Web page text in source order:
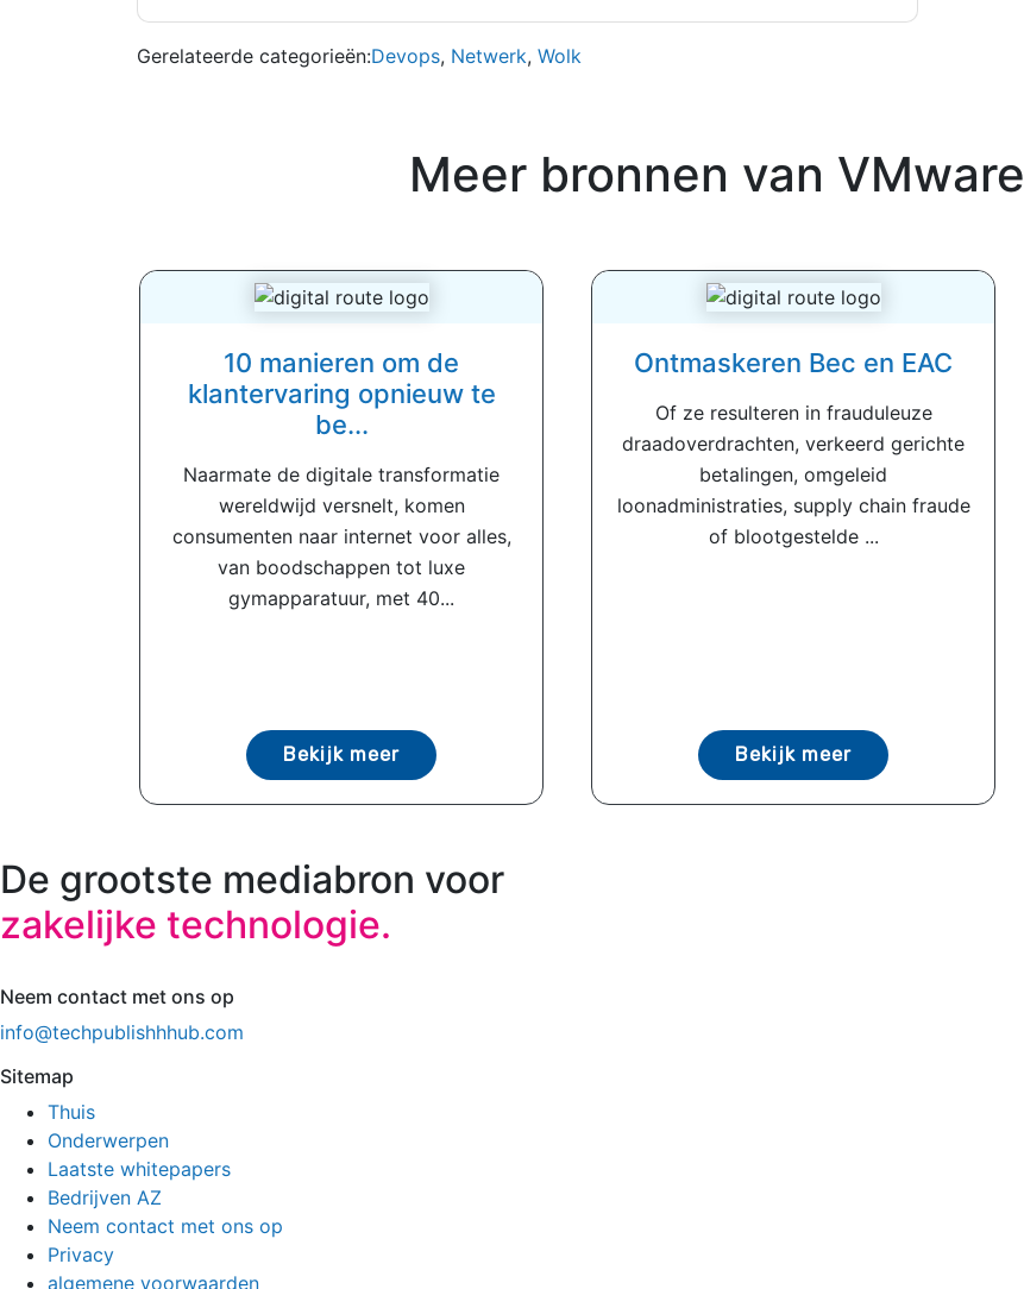
Gerelateerde categorieën:Devops, Netwerk, Wolk
Meer bronnen van VMware
10 manieren om de
klantervaring opnieuw te
be...
Naarmate de digitale transformatie
wereldwijd versnelt, komen
consumenten naar internet voor alles,
van boodschappen tot luxe
gymapparatuur, met 40...
Bekijk meer
Ontmaskeren Bec en EAC
Of ze resulteren in frauduleuze
draadoverdrachten, verkeerd gerichte
betalingen, omgeleid
loonadministraties, supply chain fraude
of blootgestelde ...
Bekijk meer
De grootste mediabron voor
zakelijke technologie.
Neem contact met ons op
info@techpublishhhub.com
Sitemap
Thuis
Onderwerpen
Laatste whitepapers
Bedrijven AZ
Neem contact met ons op
Privacy
algemene voorwaarden